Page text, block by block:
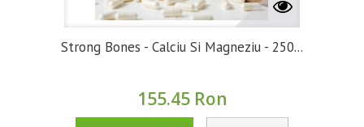
Strong Bones - Calciu Si Magneziu - 250...
155.45 Ron